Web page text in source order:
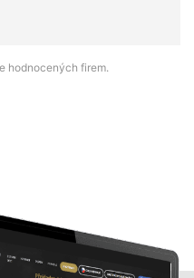
hodnocených firem.